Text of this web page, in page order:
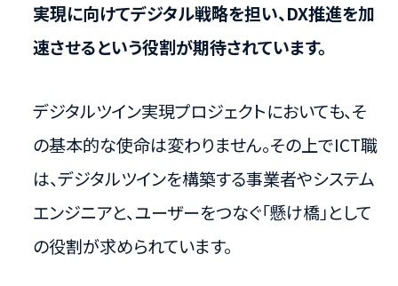
実現に向けてデジタル戦略を担い、DX推進を加
速させるという役割が期待されています。
デジタルツイン実現プロジェクトにおいても、そ
の基本的な使命は変わりません。その上でICT職
は、デジタルツインを構築する事業者やシステム
エンジニアと、ユーザーをつなぐ「懸け橋」として
の役割が求められています。